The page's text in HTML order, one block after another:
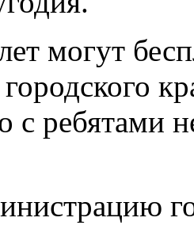
могут
с ребятами